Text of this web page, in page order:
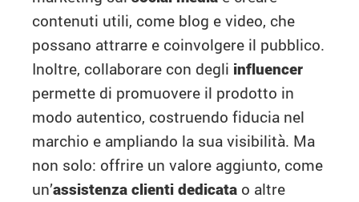
contenuti utili, come blog e video, che
possano attrarre e coinvolgere il pubblico.
Inoltre, collaborare con degli influencer
permette di promuovere il prodotto in
modo autentico, costruendo fiducia nel
marchio e ampliando la sua visibilità. Ma
non solo: offrire un valore aggiunto, come
un’assistenza clienti dedicata o altre